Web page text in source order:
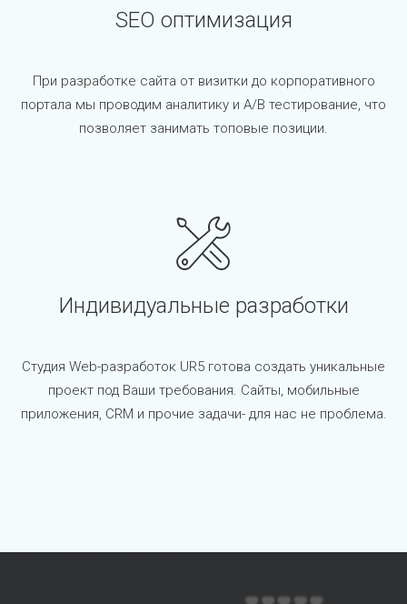
SEO оптимизация
При разработке сайта от визитки до корпоративного
портала мы проводим аналитику и A/B тестирование, что
позволяет занимать топовые позиции.
Индивидуальные разработки
Студия Web-разработок UR5 готова создать уникальные
проект под Ваши требования. Сайты, мобильные
приложения, CRM и прочие задачи- для нас не проблема.